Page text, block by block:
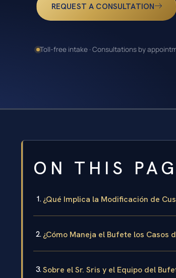
REQUEST A CONSULTATION
Toll-free intake · Consultations by
ON THIS
¿Qué Implica la Modificación de
¿Cómo Maneja el Bufete los Casos
Sobre el Sr. Sris y el Equipo del